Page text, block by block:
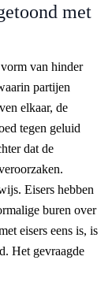
met
van hinder
partijen
elkaar, de
tegen geluid
dat de
Eisers hebben
buren over
eisers eens is, is
Het gevraagde